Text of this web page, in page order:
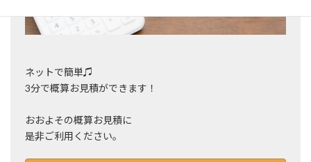
ネットで簡単♫
3分で概算お見積ができます！
おおよその概算お見積に
是非ご利用ください。